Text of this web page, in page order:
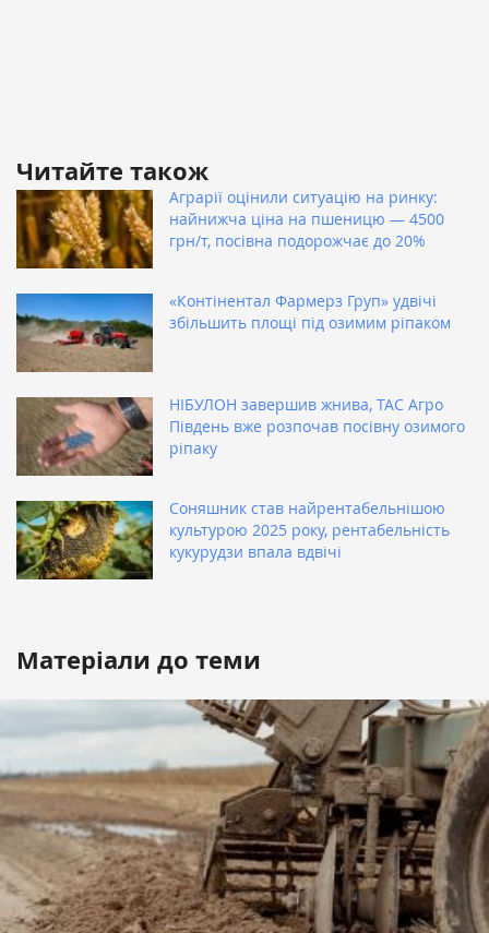
Читайте також
Аграрії оцінили ситуацію на ринку:
найнижча ціна на пшеницю — 4500
грн/т, посівна подорожчає до 20%
«Контінентал Фармерз Груп» удвічі
збільшить площі під озимим ріпаком
НІБУЛОН завершив жнива, ТАС Агро
Південь вже розпочав посівну озимого
ріпаку
Соняшник став найрентабельнішою
культурою 2025 року, рентабельність
кукурудзи впала вдвічі
Матеріали до теми